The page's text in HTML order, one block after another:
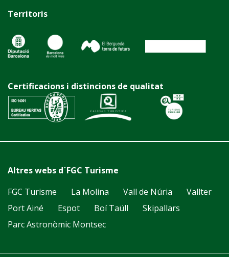
Territoris
Certificacions i distincions de qualitat
Altres webs d´FGC Turisme
FGC Turisme
La Molina Vall de Núria
Vallter
Port Ainé
Espot Boí Taüll
Skipallars
Parc Astronòmic Montsec